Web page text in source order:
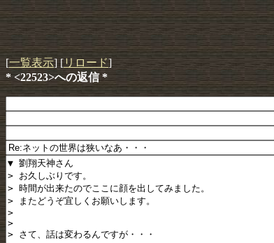
[一覧表示] [リロード]
* <22523>への返信 *